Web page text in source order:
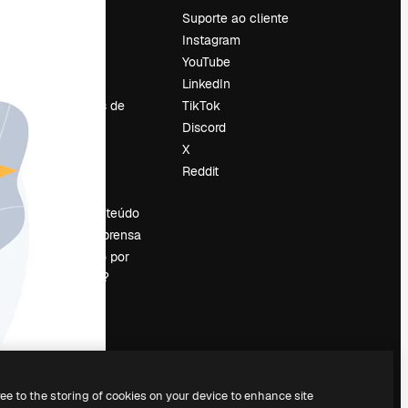
Tendências de
Vender conteúdo
Sala de imprensa
Procurando por
magnific.ai?
Suporte ao cliente
Instagram
YouTube
LinkedIn
TikTok
Discord
X
Reddit
to the storing of cookies on your device to enhance site